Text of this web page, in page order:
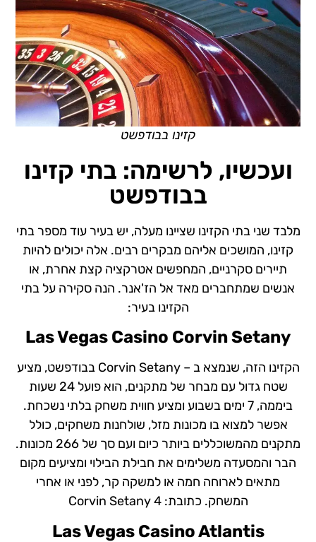
קזינו בבודפשט
ועכשיו, לרשימה: בתי קזינו
בבודפשט
מלבד שני בתי הקזינו שציינו מעלה, יש בעיר עוד מספר בתי
קזינו, המושכים אליהם מבקרים רבים. אלה יכולים להיות
תיירים סקרניים, המחפשים אטרקציה קצת אחרת, או
אנשים שמתחברים מאד אל הז'אנר. הנה סקירה על בתי
הקזינו בעיר:
Las Vegas Casino Corvin Setany
הקזינו הזה, שנמצא ב – Corvin Setany בבודפשט, מציע
שטח גדול עם מבחר של מתקנים, הוא פועל 24 שעות
ביממה, 7 ימים בשבוע ומציע חווית משחק בלתי נשכחת.
אפשר למצוא בו מכונות מזל, שולחנות משחקים, כולל
מתקנים מהמשוכללים ביותר כיום ועם סך של 266 מכונות.
הבר והמסעדה משלימים את חבילת הבילוי ומציעים מקום
מתאים לארוחה חמה או למשקה קר, לפני או אחרי
המשחק. כתובת: Corvin Setany 4
Las Vegas Casino Atlantis